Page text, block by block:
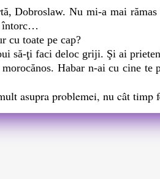
Dobroslaw. Nu mi-a mai rămas
întorc…
cu toate pe cap?
să-ţi faci deloc griji. Şi ai
Habar n-ai cu cine te
asupra problemei, nu cât timp